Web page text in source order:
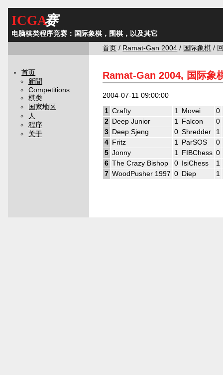
ICGA赛
电脑棋类程序竞赛：国际象棋，围棋，以及其它
首页 / Ramat-Gan 2004 / 国际象棋 /
首页
新聞
Competitions
棋类
国家地区
人
程序
关于
Ramat-Gan 2004, 国际象
2004-07-11 09:00:00
1 Crafty 1 Movei
0
2 Deep Junior 1 Falcon
0
3 Deep Sjeng 0 Shredder
1
4 Fritz 1 ParSOS
0
5 Jonny 1 FIBChess 0
6 The Crazy Bishop 0 IsiChess
1
7 WoodPusher 1997 0 Diep 1